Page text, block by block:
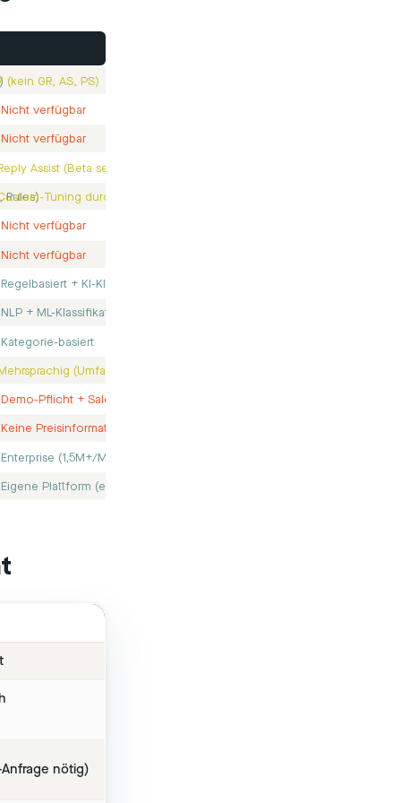
(kein GR, AS, PS)
verfügbar
verfügbar
Assist (Beta seit Feb 2025)
Rules)Tuning durch Team
verfügbar
verfügbar
+ KI-Klassifikation
+ ML-Klassifikation
basiert
(Umfang unklar)
Pflicht + Sales-Prozess
Preisinformation
(1,5M+/Mo)
Plattform (engagently)
nötig)